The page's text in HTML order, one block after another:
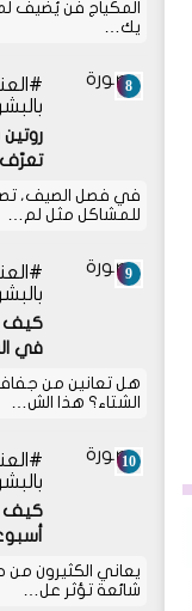
المكياج فن يُضيف
يك…
تعرّف
في فصل الصيف،
للمشاكل مثل لم…
كيف
في
هل تعانين من
الشتاء؟ هذا الش…
كيف
يعاني الكثيرون
شائعة تؤثر عل…